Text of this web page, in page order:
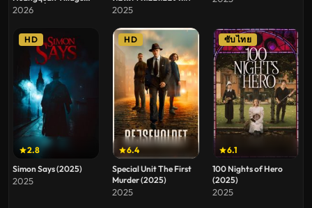
(2026) เรื่องพิศวงแห่ง
2026 2025
2.8
HD
Simon Says (2025)
2025
6.4
HD
Special Unit The First
Murder (2025)
2025
6.1
ซับไทย
100 Nights of Hero
(2025)
2025